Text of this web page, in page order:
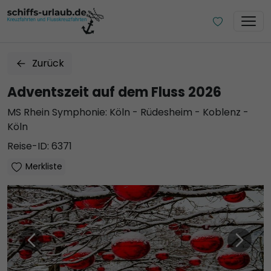
Zurück
Adventszeit auf dem Fluss 2026
MS Rhein Symphonie: Köln - Rüdesheim - Koblenz -
Köln
Reise-ID: 6371
Merkliste